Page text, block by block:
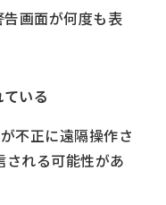
取る手口
ルさせる
アプリをインストー
られる被害
画面が何度も表
いる
不正に遠隔操作さ
れる可能性があ